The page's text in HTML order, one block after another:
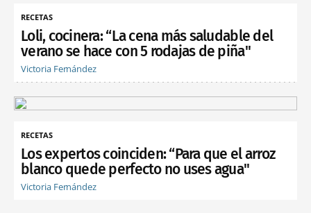
RECETAS
Loli, cocinera: “La cena más saludable del
verano se hace con 5 rodajas de piña"
Victoria Fernández
RECETAS
Los expertos coinciden: “Para que el arroz
blanco quede perfecto no uses agua"
Victoria Fernández